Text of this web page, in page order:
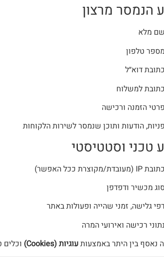
הנמסר מרצון
שם מלא
מספר טלפון
כתובת דוא״ל
כתובת למשלוח
פרטי הזמנה ורכישה
פניות, הודעות ותוכן שנמסר לשירות הלקוחות
טכני וסטטיסטי
כתובת IP (מעובדת/מקוצרת ככל האפשר)
סוג מכשיר ודפדפן
גלישה, זמני שהייה ופעולות באתר
נתוני רכישה ואירועי המרה
נאסף בין היתר באמצעותעוגיות (Cookies) וכלים